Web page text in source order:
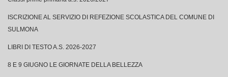
ISCRIZIONE AL SERVIZIO DI REFEZIONE SCOLASTICA DEL COMUNE DI
SULMONA
LIBRI DI TESTO A.S. 2026-2027
8 E 9 GIUGNO LE GIORNATE DELLA BELLEZZA